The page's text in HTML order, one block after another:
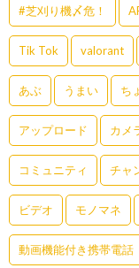
#芝刈り機〆危！
Tik Tok valorant
あぶ うまい ち
アップロード カメ
コミュニティ チャ
ビデオ モノマネ
動画機能付き携帯電話